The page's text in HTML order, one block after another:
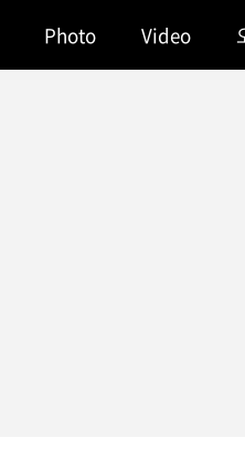
Photo Video